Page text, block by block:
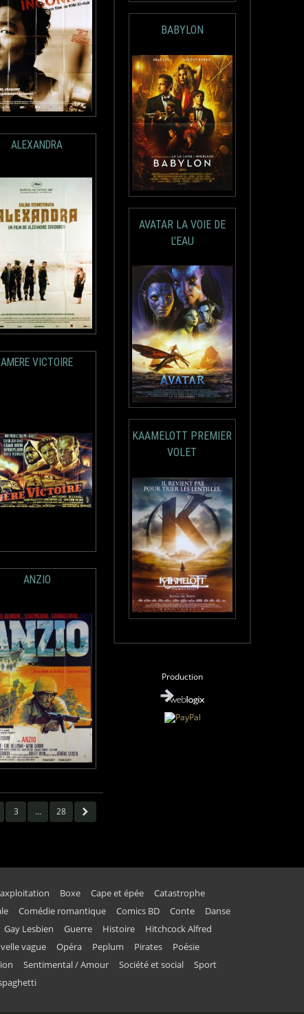
ALEXANDRA
AMERE VICTOIRE
ANZIO
3 ... 28
BABYLON
AVATAR LA VOIE DE
L'EAU
KAAMELOTT PREMIER
VOLET
Production
Boxe Cape et épée
Catastrophe
Comédie romantique Comics BD Conte
Danse
Gay Lesbien Guerre Histoire
Hitchcock Alfred
vague Opéra Peplum Pirates
Poésie
Sentimental / Amour Société et social
Sport